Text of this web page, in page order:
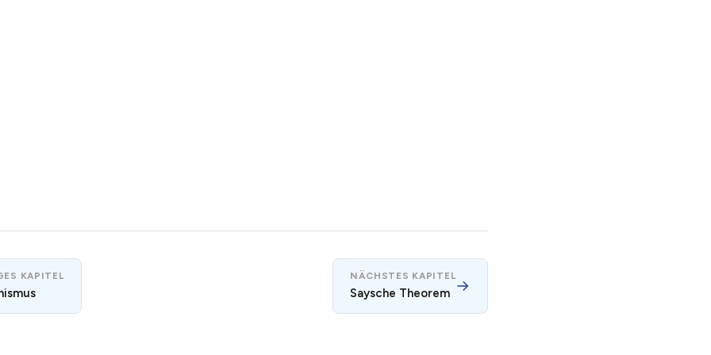
KAPITEL NÄCHSTES KAPITEL
Saysche Theorem →